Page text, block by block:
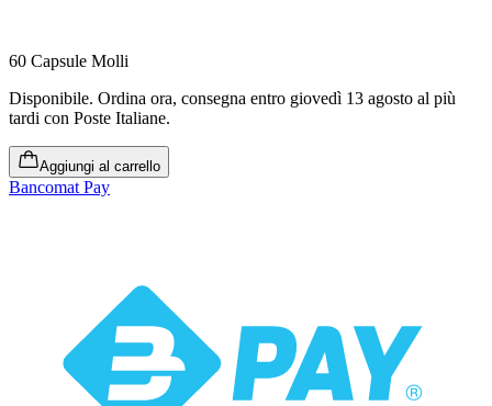
60 Capsule Molli
Disponibile. Ordina ora, consegna entro giovedì 13 agosto al più
tardi con Poste Italiane.
Aggiungi al carrello
Bancomat Pay